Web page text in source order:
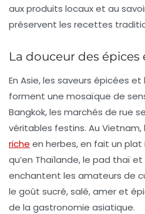
aux produits locaux et au
préservent les recettes
La douceur des épices
En Asie, les saveurs épicées et
forment une mosaïque de
Bangkok, les marchés de rue
véritables festins. Au Vietnam,
riche en herbes, en fait un
qu’en Thaïlande, le pad thaïet
enchantent les amateurs de
le goût sucré, salé, amer et
de la gastronomie asiatique.